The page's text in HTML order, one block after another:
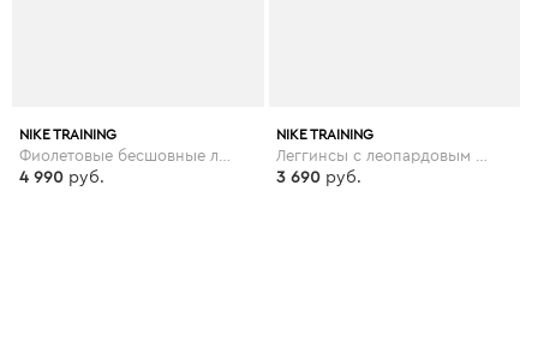
NIKE TRAINING
4 990 руб.
NIKE TRAINING
3 690 руб.